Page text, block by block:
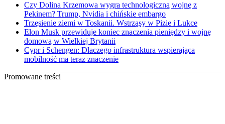
Czy Dolina Krzemowa wygra technologiczną wojnę z
Pekinem? Trump, Nvidia i chińskie embargo
Trzęsienie ziemi w Toskanii. Wstrząsy w Pizie i Lukce
Elon Musk przewiduje koniec znaczenia pieniędzy i wojnę
domową w Wielkiej Brytanii
Cypr i Schengen: Dlaczego infrastruktura wspierająca
mobilność ma teraz znaczenie
Promowane treści